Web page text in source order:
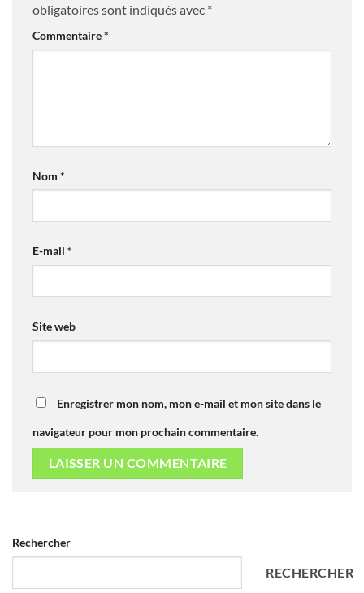
obligatoires sont indiqués avec *
Commentaire*
Nom *
E-mail *
Site web
Enregistrer mon nom, mon e-mail et mon site dans le
navigateur pour mon prochain commentaire.
Rechercher
RECHERCHER